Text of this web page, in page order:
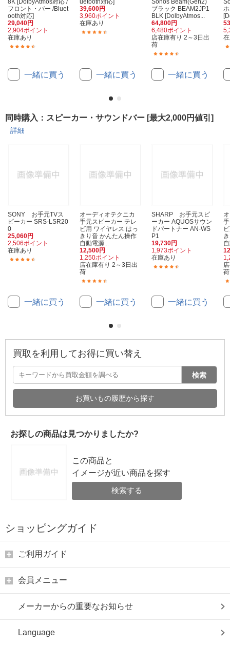
8K [DolbyAtmos対応 /
フロント・バー /Bluet
ooth対応]
29,040円
2,904ポイント
在庫あり
一緒に買う
uetooth対応]
39,600円
3,960ポイント
在庫あり
一緒に買う
Sonos Beam(Gen2)
ブラック BEAM2JP1
BLK [DolbyAtmos...
64,800円
6,480ポイント
店在庫有り 2～3日出
荷
一緒に買う
同時購入：スピーカー・サウンドバー [最大2,000円値引]
詳細
SONY お手元TVス
ピーカー SRS-LSR20
0
25,060円
2,506ポイント
在庫あり
一緒に買う
オーディオテクニカ
手元スピーカー テレ
ビ用 ワイヤレス はっ
きり音 かんたん操作
自動電源...
12,500円
1,250ポイント
店在庫有り 2～3日出
荷
一緒に買う
SHARP お手元スピ
ーカー AQUOSサウン
ドパートナー AN-WS
P1
19,730円
1,973ポイント
在庫あり
一緒に買う
荷
買取を利用してお得に買い替え
検索
お買いもの履歴から探す
お探しの商品は見つかりましたか?
この商品と
イメージが近い商品を探す
検索する
ショッピングガイド
ご利用ガイド
会員メニュー
メーカーからの重要なお知らせ
Language